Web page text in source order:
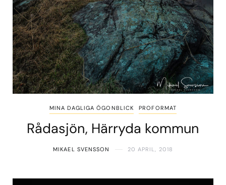
MINA DAGLIGA ÖGONBLICK PROFORMAT
Rådasjön, Härryda kommun
MIKAEL SVENSSON 20 APRIL, 2018